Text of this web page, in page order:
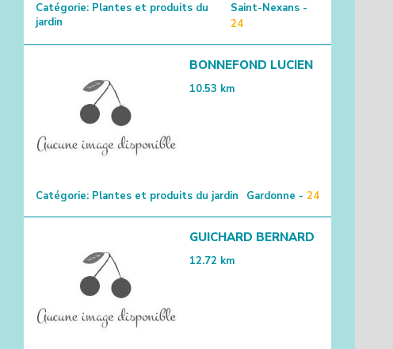
Catégorie: Plantes et produits du
jardin
Saint-Nexans -
24
BONNEFOND LUCIEN
10.53 km
Catégorie: Plantes et produits du jardin Gardonne - 24
GUICHARD BERNARD
12.72 km